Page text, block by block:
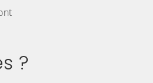
?